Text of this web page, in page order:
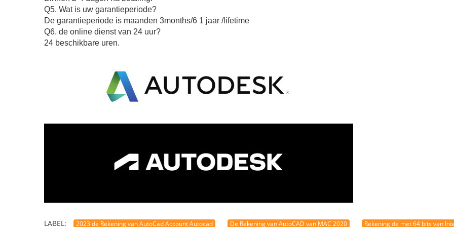
Q5. Wat is uw garantieperiode?
De garantieperiode is maanden 3months/6 1 jaar /lifetime
Q6. de online dienst van 24 uur?
24 beschikbare uren.
LABEL: 2023 de Rekening van AutoCad Account Autocad De Rekening van AutoCAD van MAC 2020 Rekening de met 64 bits van